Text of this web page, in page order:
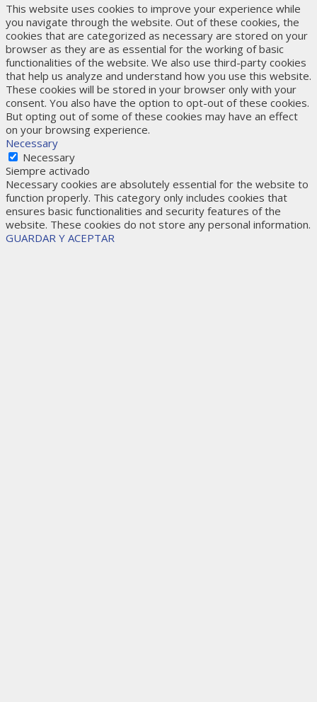
This website uses cookies to improve your experience while
you navigate through the website. Out of these cookies, the
cookies that are categorized as necessary are stored on your
browser as they are as essential for the working of basic
functionalities of the website. We also use third-party cookies
that help us analyze and understand how you use this website.
These cookies will be stored in your browser only with your
consent. You also have the option to opt-out of these cookies.
But opting out of some of these cookies may have an effect
on your browsing experience.
Necessary
Necessary
Siempre activado
Necessary cookies are absolutely essential for the website to
function properly. This category only includes cookies that
ensures basic functionalities and security features of the
website. These cookies do not store any personal information.
GUARDAR Y ACEPTAR